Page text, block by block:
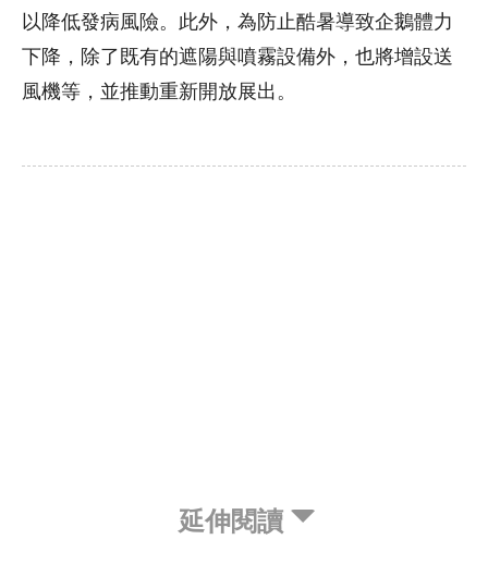
以降低發病風險。此外，為防止酷暑導致企鵝體力
下降，除了既有的遮陽與噴霧設備外，也將增設送
風機等，並推動重新開放展出。
延伸閱讀